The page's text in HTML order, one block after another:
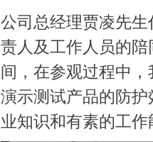
公司总经理贾凌先
责人及工作人员的
间，在参观过程中
演示测试产品的防
业知识和有素的工